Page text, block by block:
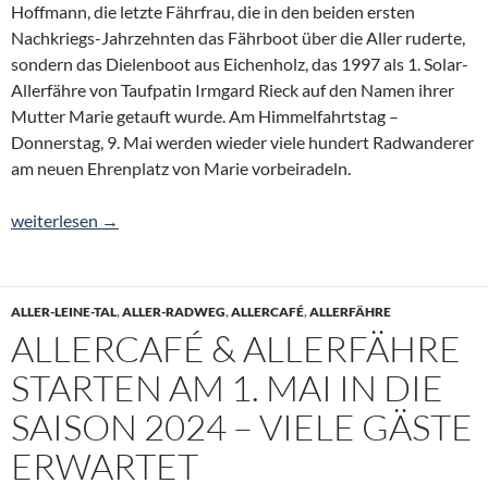
Hoffmann, die letzte Fährfrau, die in den beiden ersten
Nachkriegs-Jahrzehnten das Fährboot über die Aller ruderte,
sondern das Dielenboot aus Eichenholz, das 1997 als 1. Solar-
Allerfähre von Taufpatin Irmgard Rieck auf den Namen ihrer
Mutter Marie getauft wurde. Am Himmelfahrtstag –
Donnerstag, 9. Mai werden wieder viele hundert Radwanderer
am neuen Ehrenplatz von Marie vorbeiradeln.
Ehrenplatz „Marie Hoffmann“ Fährstraße | Cocktailbar,
weiterlesen →
ALLER-LEINE-TAL,ALLER-RADWEG,ALLERCAFÉ,ALLERFÄHRE
ALLERCAFÉ & ALLERFÄHRE
STARTEN AM 1. MAI IN DIE
SAISON 2024 – VIELE GÄSTE
ERWARTET